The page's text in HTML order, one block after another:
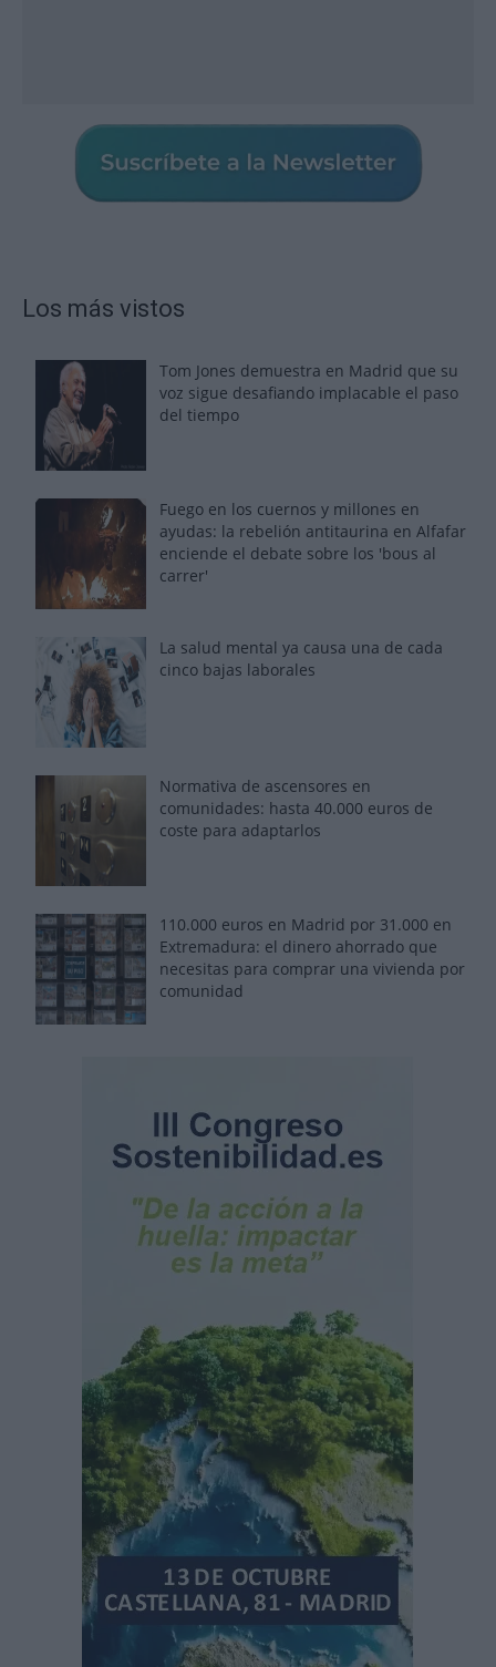
Los más vistos
Tom Jones demuestra en Madrid que su
voz sigue desafiando implacable el paso
del tiempo
Fuego en los cuernos y millones en
ayudas: la rebelión antitaurina en Alfafar
enciende el debate sobre los 'bous al
carrer'
La salud mental ya causa una de cada
cinco bajas laborales
Normativa de ascensores en
comunidades: hasta 40.000 euros de
coste para adaptarlos
110.000 euros en Madrid por 31.000 en
Extremadura: el dinero ahorrado que
necesitas para comprar una vivienda por
comunidad